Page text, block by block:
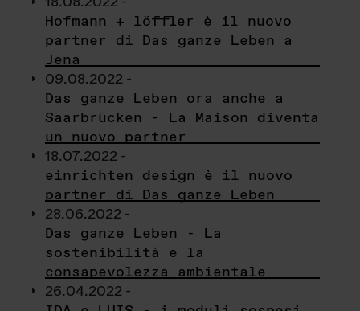
Hofmann + löffler è il nuovo
partner di Das ganze Leben a
Jena
09.08.2022 -
Das ganze Leben ora anche a
Saarbrücken - La Maison diventa
un nuovo partner
18.07.2022 -
einrichten design è il nuovo
partner di Das ganze Leben
28.06.2022 -
Das ganze Leben - La
sostenibilità e la
consapevolezza ambientale
26.04.2022 -